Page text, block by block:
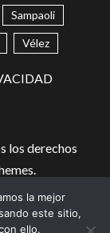
Sampaoli
Vélez
los derechos
la mejor
este sitio,
ello.